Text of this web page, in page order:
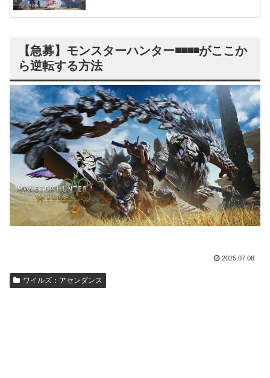
【急募】モンスターハンター◾️◾️◾️◾️がここか
ら逆転する方法
2025.07.08
ワイルズ：アセンダンス